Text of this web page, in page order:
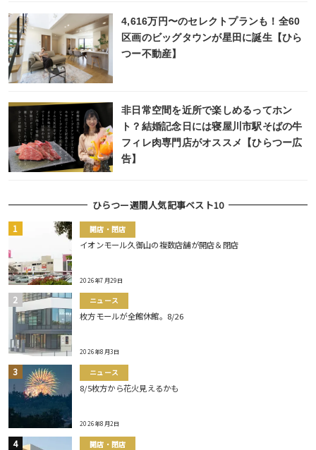
4,616万円〜のセレクトプランも！全60
区画のビッグタウンが星田に誕生【ひら
つー不動産】
非日常空間を近所で楽しめるってホン
ト？結婚記念日には寝屋川市駅そばの牛
フィレ肉専門店がオススメ【ひらつー広
告】
ひらつー週間人気記事ベスト10
開店・閉店
イオンモール久御山の複数店舗が開店＆閉店
2026年7月29日
ニュース
枚方モールが全館休館。8/26
2026年8月3日
ニュース
8/5枚方から花火見えるかも
2026年8月2日
開店・閉店